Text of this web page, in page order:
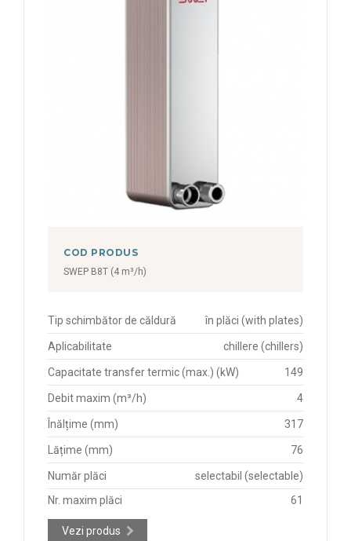
COD PRODUS
SWEP B8T (4 m³/h)
Tip schimbător de căldură în plăci (with plates)
Aplicabilitate chillere (chillers)
Capacitate transfer termic (max.) (kW) 149
Debit maxim (m³/h) 4
Înălțime (mm) 317
Lățime (mm) 76
Număr plăci
selectabil (selectable)
Nr. maxim plăci
61
Vezi produs